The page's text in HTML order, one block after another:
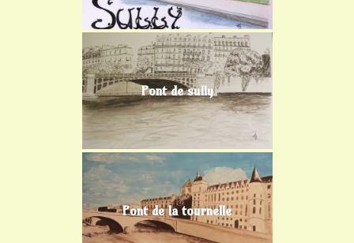
Pont de sully
Pont de la tournelle